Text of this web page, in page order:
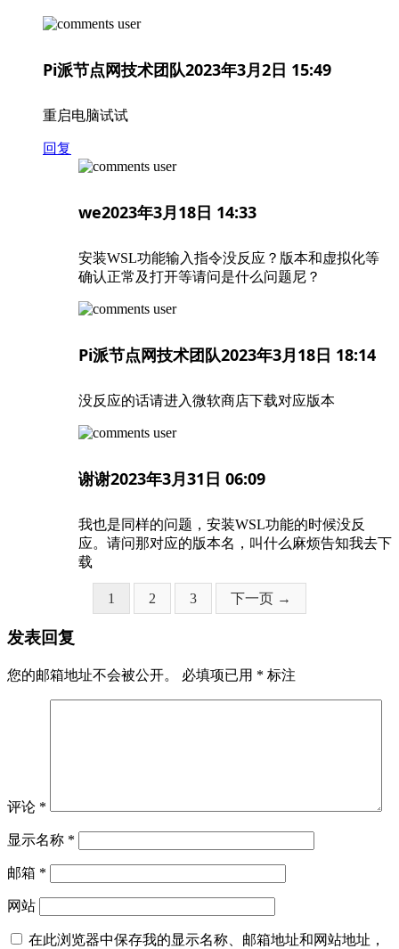
Pi派节点网技术团队2023年3月2日 15:49
重启电脑试试
回复
we2023年3月18日 14:33
安装WSL功能输入指令没反应？版本和虚拟化等
确认正常及打开等请问是什么问题尼？
Pi派节点网技术团队2023年3月18日 18:14
没反应的话请进入微软商店下载对应版本
谢谢2023年3月31日 06:09
我也是同样的问题，安装WSL功能的时候没反
应。请问那对应的版本名，叫什么麻烦告知我去下
载
页
面
1
页
面
2
页
面
3 下一页 →
发表回复
您的邮箱地址不会被公开。 必填项已用 * 标注
评论 *
显示名称 *
邮箱 *
网站
在此浏览器中保存我的显示名称、邮箱地址和网站地址，